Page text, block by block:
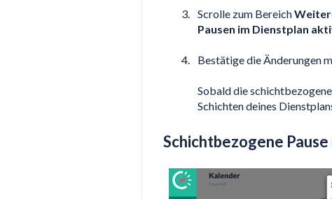
Scrolle zum Bereich
Pausen im Dienstplan
Bestätige die Änderungen
Sobald die
Schichten deines
Schichtbezogene